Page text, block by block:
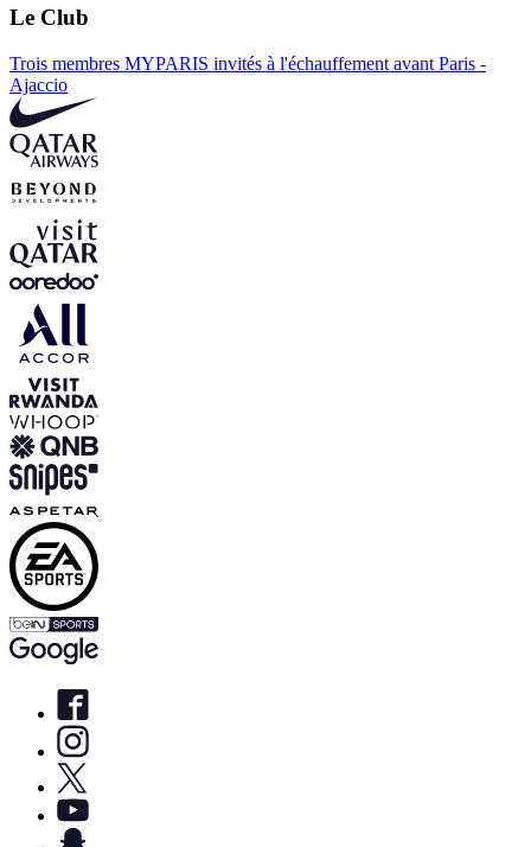
Le Club
Trois membres MYPARIS invités à l'échauffement avant Paris -
Ajaccio